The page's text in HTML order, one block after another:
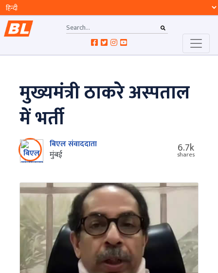
मुख्यमंत्री ठाकरे अस्पताल
में भर्ती
बिएल संवाददाता
मुंबई
6.7k
shares